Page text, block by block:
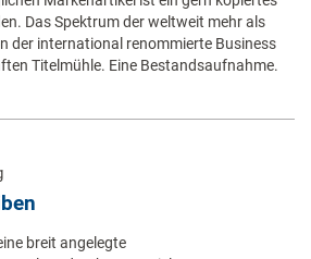
Das Spektrum der weltweit mehr als
der international renommierte Business
Titelmühle. Eine Bestandsaufnahme.
breit angelegte